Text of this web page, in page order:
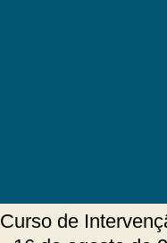
Curso de